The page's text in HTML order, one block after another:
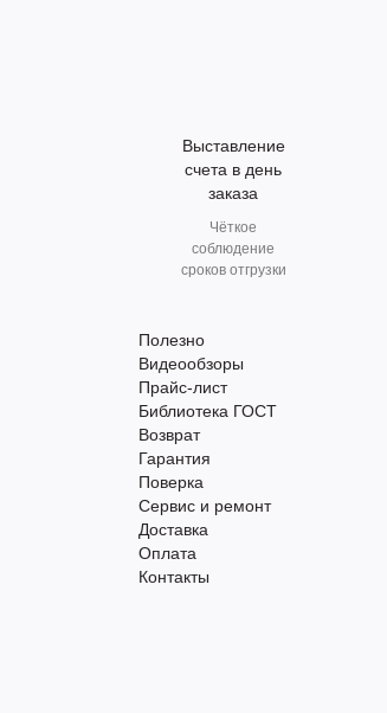
Выставление
счета в день
заказа
Чёткое
соблюдение
сроков отгрузки
Полезно
Видеообзоры
Прайс-лист
Библиотека ГОСТ
Возврат
Гарантия
Поверка
Сервис и ремонт
Доставка
Оплата
Контакты